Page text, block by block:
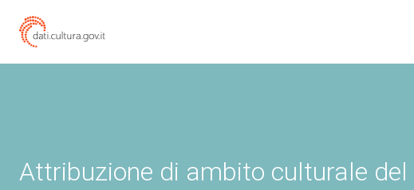
Attribuzione di ambito culturale